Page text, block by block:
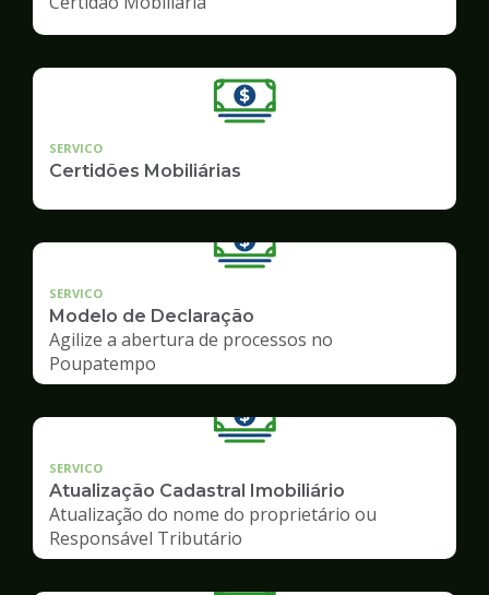
SERVICO
Certidões Mobiliárias
SERVICO
Modelo de Declaração
Agilize a abertura de processos no
Poupatempo
SERVICO
Atualização Cadastral Imobiliário
Atualização do nome do proprietário ou
Responsável Tributário